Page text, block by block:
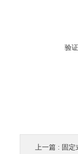
验
上一篇 : 固定